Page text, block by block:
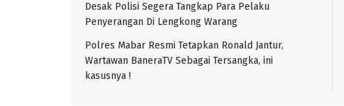
Desak Polisi Segera Tangkap Para Pelaku
Penyerangan Di Lengkong Warang
Polres Mabar Resmi Tetapkan Ronald Jantur,
Wartawan BaneraTV Sebagai Tersangka, ini
kasusnya !